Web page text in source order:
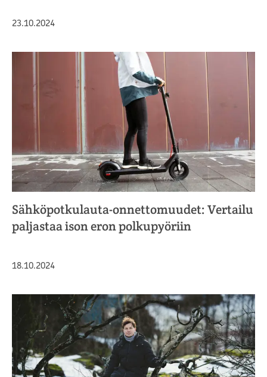
Julkaistu
23.10.2024
Sähköpotkulauta-onnettomuudet: Vertailu
paljastaa ison eron polkupyöriin
Julkaistu
18.10.2024